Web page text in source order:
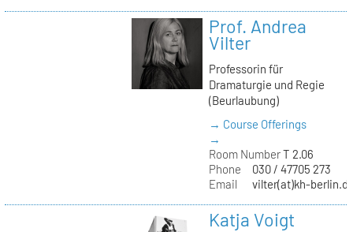
Prof. Andrea
Vilter
Professorin für
Dramaturgie und Regie
(Beurlaubung)
→ Course Offerings
→
Room NumberT 2.06
Phone
030 / 47705 273
Email
vilter(at)kh-
Katja Voigt